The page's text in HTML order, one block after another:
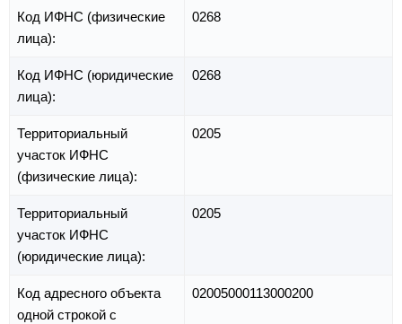
Код ИФНС (физические
лица):
0268
Код ИФНС (юридические
лица):
0268
Территориальный
участок ИФНС
(физические лица):
0205
Территориальный
участок ИФНС
(юридические лица):
0205
Код адресного объекта
одной строкой с
02005000113000200